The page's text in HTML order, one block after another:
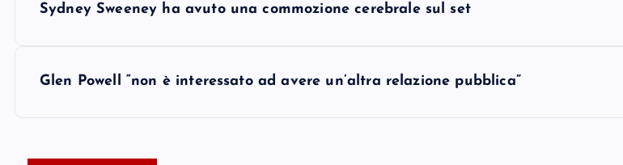
Sydney Sweeney ha avuto una commozione cerebrale sul set
Glen Powell “non è interessato ad avere un’altra relazione pubblica”